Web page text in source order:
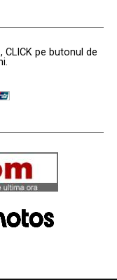
, CLICK pe butonul de